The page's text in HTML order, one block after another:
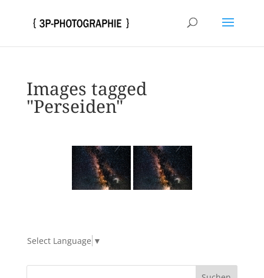
Images tagged
"Perseiden"
Select Language ▼